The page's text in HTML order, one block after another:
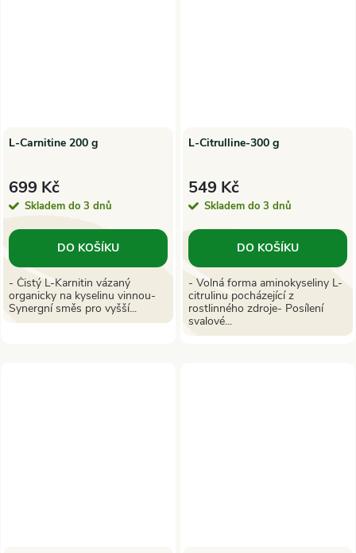
L-Carnitine 200 g
699 Kč
Skladem do 3 dnů
DO KOŠÍKU
- Čistý L-Karnitin vázaný
organicky na kyselinu vinnou-
Synergní směs pro vyšší...
L-Citrulline-300 g
549 Kč
Skladem do 3 dnů
DO KOŠÍKU
- Volná forma aminokyseliny L-
citrulinu pocházející z
rostlinného zdroje- Posílení
svalové...